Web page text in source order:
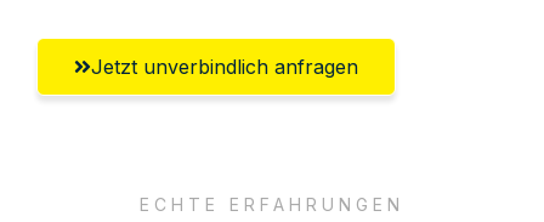
Jetzt unverbindlich anfragen
ECHTE ERFAHRUNGEN